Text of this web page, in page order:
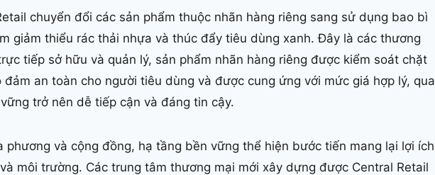
chuyển đổi các sản phẩm thuộc nhãn hàng riêng sang sử dụng bao bì
giảm thiểu rác thải nhựa và thúc đẩy tiêu dùng xanh. Đây là các thương
tiếp sở hữu và quản lý, sản phẩm nhãn hàng riêng được kiểm soát chặt
an toàn cho người tiêu dùng và được cung ứng với mức giá hợp lý, qua
trở nên dễ tiếp cận và đáng tin cậy.
phương và cộng đồng, hạ tầng bền vững thể hiện bước tiến mang lại lợi ích
môi trường. Các trung tâm thương mại mới xây dựng được Central Retail